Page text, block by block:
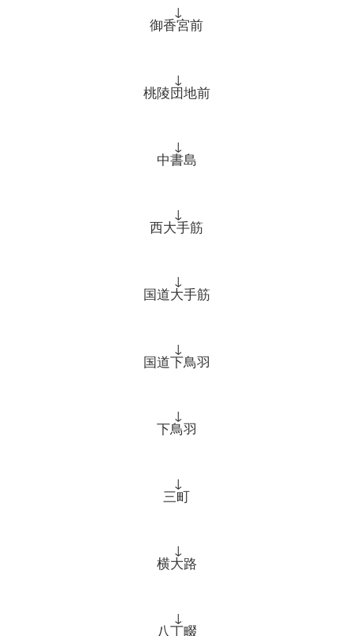
↓
御香宮前
↓
桃陵団地前
↓
中書島
↓
西大手筋
↓
国道大手筋
↓
国道下鳥羽
↓
下鳥羽
↓
三町
↓
横大路
↓
八丁畷